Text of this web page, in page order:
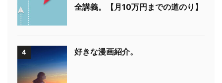
全講義。【月10万円までの道のり】
4 好きな漫画紹介。